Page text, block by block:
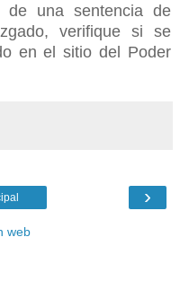
de una sentencia de
verifique si se
en el sitio del Poder
›
web